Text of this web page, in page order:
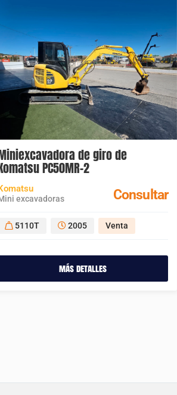
de giro de
PC50MR-2
excavadoras Consultar
5110T 2005 Venta
más detalles